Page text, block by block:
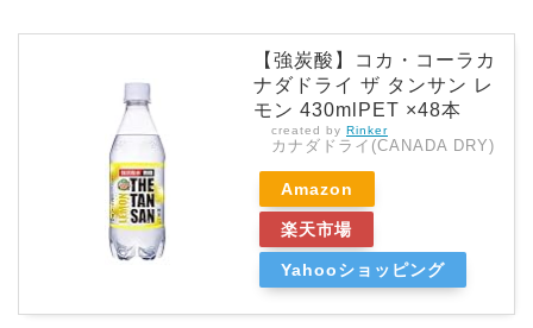
【強炭酸】コカ・コーラカ
ナダドライ ザ タンサン レ
モン 430mlPET ×48本
created by Rinker
カナダドライ(CANADA DRY)
Amazon
楽天市場
Yahooショッピング